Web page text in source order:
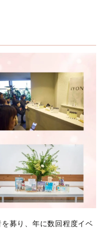
募り、年に数回程度イベ